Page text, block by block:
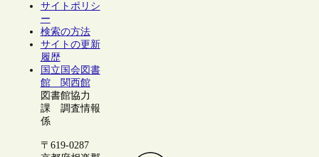
サイトポリシ
ー
検索の方法
サイトの更新
履歴
国立国会図書
館 関西館
図書館協力
課 調査情報
係
〒619-0287